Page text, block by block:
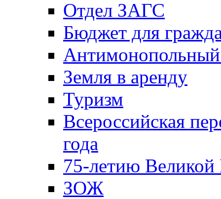
Отдел ЗАГС
Бюджет для
Антимонопольный
Земля в аренду
Туризм
Всероссийская
года
75-летию
ЗОЖ